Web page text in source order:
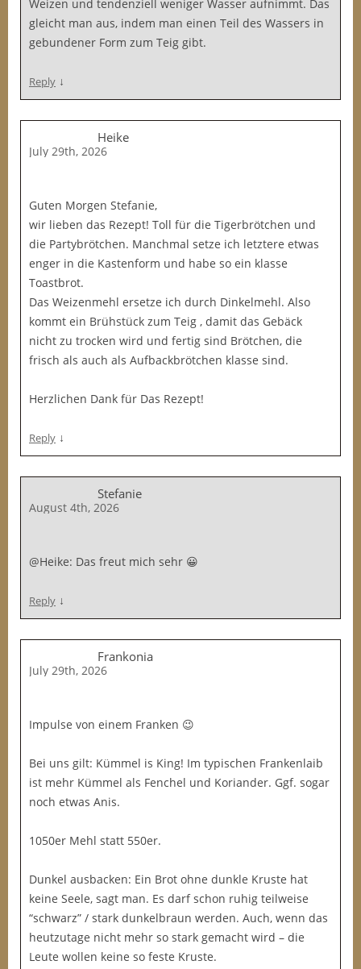
Weizen und tendenziell weniger Wasser aufnimmt. Das
gleicht man aus, indem man einen Teil des Wassers in
gebundener Form zum Teig gibt.
Reply ↓
Heike
July 29th, 2026
Guten Morgen Stefanie,
wir lieben das Rezept! Toll für die Tigerbrötchen und
die Partybrötchen. Manchmal setze ich letztere etwas
enger in die Kastenform und habe so ein klasse
Toastbrot.
Das Weizenmehl ersetze ich durch Dinkelmehl. Also
kommt ein Brühstück zum Teig , damit das Gebäck
nicht zu trocken wird und fertig sind Brötchen, die
frisch als auch als Aufbackbrötchen klasse sind.
Herzlichen Dank für Das Rezept!
Reply ↓
Stefanie
August 4th, 2026
@Heike: Das freut mich sehr 😀
Reply ↓
Frankonia
July 29th, 2026
Impulse von einem Franken 😉
Bei uns gilt: Kümmel is King! Im typischen Frankenlaib
ist mehr Kümmel als Fenchel und Koriander. Ggf. sogar
noch etwas Anis.
1050er Mehl statt 550er.
Dunkel ausbacken: Ein Brot ohne dunkle Kruste hat
keine Seele, sagt man. Es darf schon ruhig teilweise
“schwarz” / stark dunkelbraun werden. Auch, wenn das
heutzutage nicht mehr so stark gemacht wird – die
Leute wollen keine so feste Kruste.